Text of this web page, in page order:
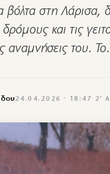
στη Λάρισα,
και τις
αναμνήσεις του.
24.04.2026 · 18:47 · 2′